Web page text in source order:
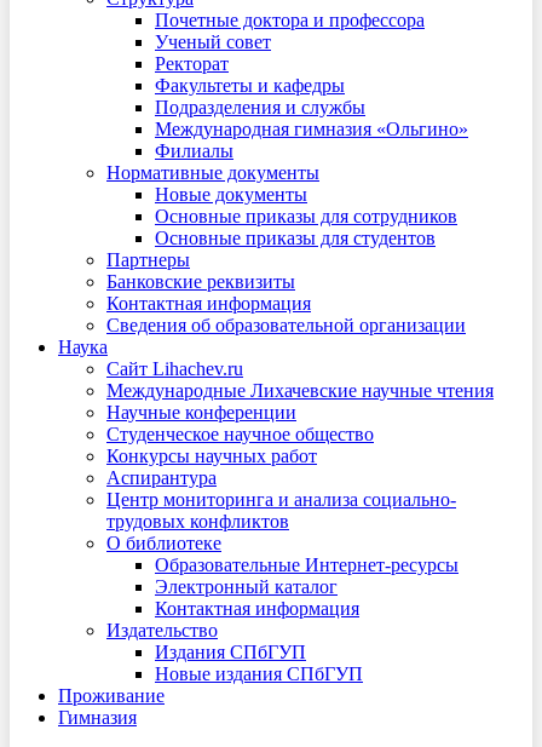
Почетные доктора и профессора
Ученый совет
Ректорат
Факультеты и кафедры
Подразделения и службы
Международная гимназия «Ольгино»
Филиалы
Нормативные документы
Новые документы
Основные приказы для сотрудников
Основные приказы для студентов
Партнеры
Банковские реквизиты
Контактная информация
Сведения об образовательной организации
Наука
Сайт Lihachev.ru
Международные Лихачевские научные чтения
Научные конференции
Студенческое научное общество
Конкурсы научных работ
Аспирантура
Центр мониторинга и анализа социально-
трудовых конфликтов
О библиотеке
Образовательные Интернет-ресурсы
Электронный каталог
Контактная информация
Издательство
Издания СПбГУП
Новые издания СПбГУП
Проживание
Гимназия